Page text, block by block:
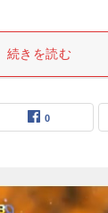
続きを読む
0